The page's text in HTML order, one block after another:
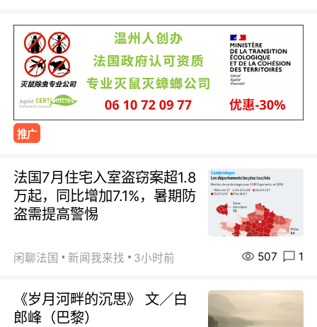
推广
法国7月住宅入室盗窃案超1.8
万起，同比增加7.1%，暑期防
盗需提高警惕
闲聊法国 新闻我来找 3小时前 507 1
《岁月河畔的沉思》 文／白
郎峰（巴黎）